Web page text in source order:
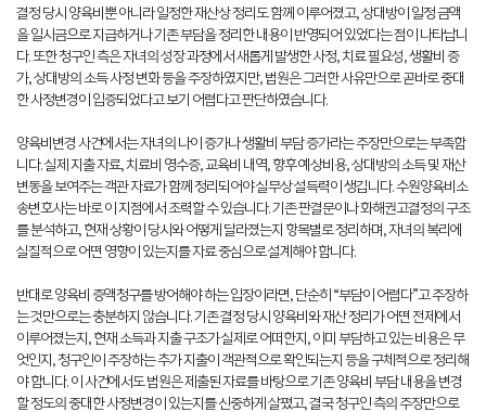
결정 당시 양육비뿐 아니라 일정한 재산상 정리도 함께 이루어졌고, 상대방이 일정 금액
을 일시금으로 지급하거나 기존 부담을 정리한 내용이 반영되어 있었다는 점이 나타납니
다. 또한 청구인 측은 자녀의 성장 과정에서 새롭게 발생한 사정, 치료 필요성, 생활비 증
가, 상대방의 소득 사정 변화 등을 주장하였지만, 법원은 그러한 사유만으로 곧바로 중대
한 사정변경이 입증되었다고 보기 어렵다고 판단하였습니다.
양육비변경 사건에서는 자녀의 나이 증가나 생활비 부담 증가라는 주장만으로는 부족합
니다. 실제 지출 자료, 치료비 영수증, 교육비 내역, 향후 예상비용, 상대방의 소득 및 재산
변동을 보여주는 객관 자료가 함께 정리되어야 실무상 설득력이 생깁니다. 수원양육비소
송변호사는 바로 이 지점에서 조력할 수 있습니다. 기존 판결문이나 화해권고결정의 구조
를 분석하고, 현재 상황이 당시와 어떻게 달라졌는지 항목별로 정리하며, 자녀의 복리에
실질적으로 어떤 영향이 있는지를 자료 중심으로 설계해야 합니다.
반대로 양육비 증액청구를 방어해야 하는 입장이라면, 단순히 “부담이 어렵다”고 주장하
는 것만으로는 충분하지 않습니다. 기존 결정 당시 양육비와 재산 정리가 어떤 전제에서
이루어졌는지, 현재 소득과 지출 구조가 실제로 어떠한지, 이미 부담하고 있는 비용은 무
엇인지, 청구인이 주장하는 추가 지출이 객관적으로 확인되는지 등을 구체적으로 정리해
야 합니다. 이 사건에서도 법원은 제출된 자료를 바탕으로 기존 양육비 부담 내용을 변경
할 정도의 중대한 사정변경이 있는지를 신중하게 살폈고, 결국 청구인 측의 주장만으로